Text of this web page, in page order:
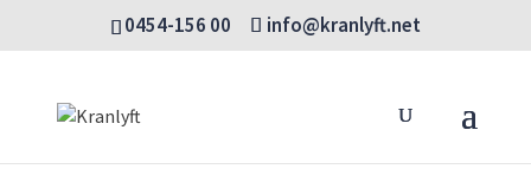
0454-156 00 info@kranlyft.net